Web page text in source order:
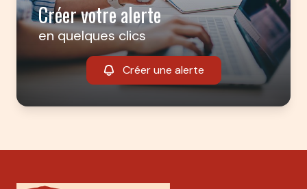
Créer votre alerte
en quelques clics
Créer une alerte